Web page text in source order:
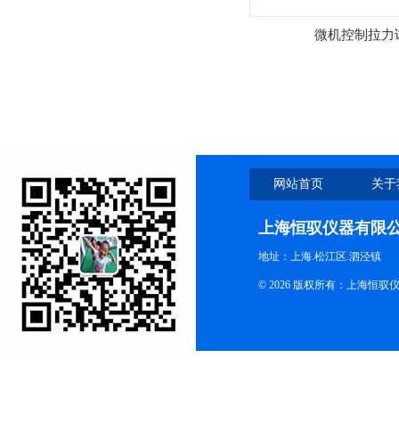
微机控制拉力
网站首页 关
上海恒驭仪器有限
地址：上海.松江区.泗泾镇
© 2026 版权所有：上海恒驭